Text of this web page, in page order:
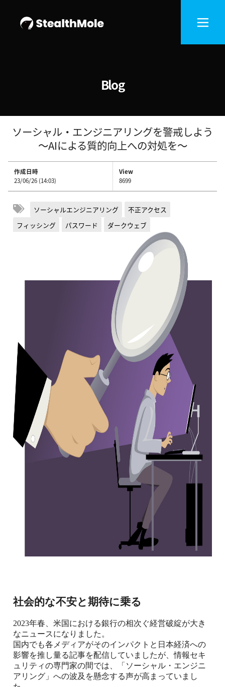
Blog
ソーシャル・エンジニアリングを警戒しよう
～AIによる質的向上への対処を～
作成日時
23/06/26 (14:03)
View
8699
ソーシャルエンジニアリング
不正アクセス
フィッシング
パスワード ダークウェブ
社会的な不安と期待に乗る
2023年春、米国における銀行の相次ぐ経営破綻が大き
なニュースになりました。
国内でも各メディアがそのインパクトと日本経済への
影響を推し量る記事を配信していましたが、情報セキ
ュリティの専門家の間では、「ソーシャル・エンジニ
アリング」への波及を懸念する声が高まっていまし